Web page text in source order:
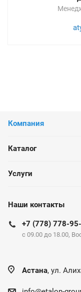
Компания
Каталог
Услуги
Наши контакты
+7 (778) 778-
c 09.00 до 18.00,
Астана, ул.